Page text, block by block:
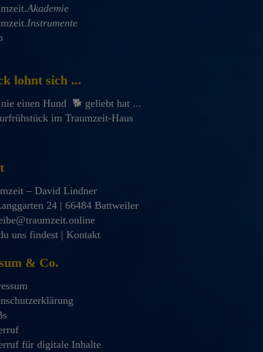
Akademie
Instrumente
lohnt sich ...
einen Hund 🐕 geliebt hat ...
im Traumzeit-Haus
– David Lindner
24 | 66484 Battweiler
uns findest | Kontakt
& Co.
für digitale Inhalte